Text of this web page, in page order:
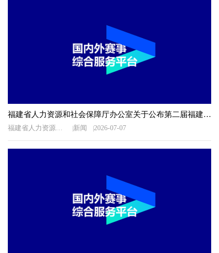
福建省人力资源和社会保障厅办公室关于公布第二届福建省“青春之歌”创业创新大赛获奖名单的通知
福建省人力资源和社会保障厅办公室 新闻 2026-07-07